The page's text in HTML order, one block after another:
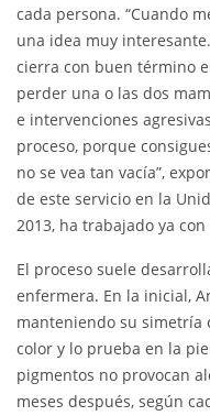
cada persona. “Cuando
una idea muy
cierra con buen término
perder una o las dos
e intervenciones
proceso, porque
no se vea tan vacía”,
de este servicio en la
2013, ha trabajado ya
El proceso suele
enfermera. En la inicial,
manteniendo su simetría
color y lo prueba en la
pigmentos no provocan
meses después, según